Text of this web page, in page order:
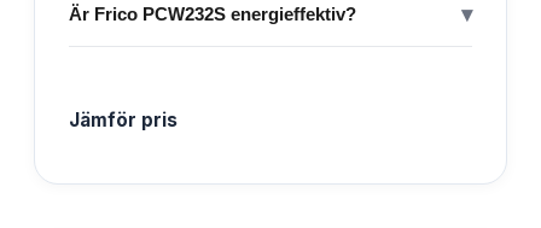
Är Frico PCW232S energieffektiv? ▾
Jämför pris